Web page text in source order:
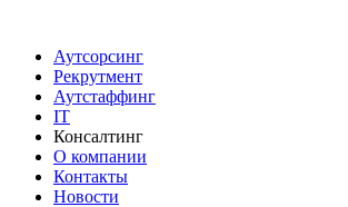
Аутсорсинг
Рекрутмент
Аутстаффинг
IT
Консалтинг
О компании
Контакты
Новости